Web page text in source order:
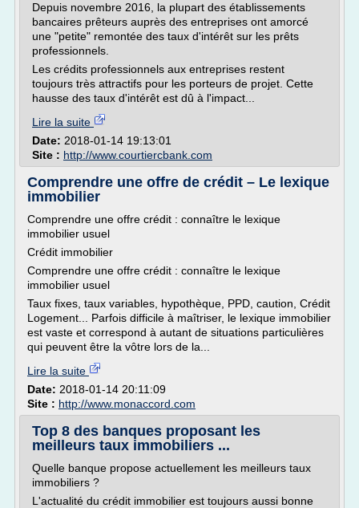
Depuis novembre 2016, la plupart des établissements
bancaires prêteurs auprès des entreprises ont amorcé
une "petite" remontée des taux d'intérêt sur les prêts
professionnels.
Les crédits professionnels aux entreprises restent
toujours très attractifs pour les porteurs de projet. Cette
hausse des taux d'intérêt est dû à l'impact...
Lire la suite
Date: 2018-01-14 19:13:01
Site : http://www.courtiercbank.com
Comprendre une offre de crédit – Le lexique
immobilier
Comprendre une offre crédit : connaître le lexique
immobilier usuel
Crédit immobilier
Comprendre une offre crédit : connaître le lexique
immobilier usuel
Taux fixes, taux variables, hypothèque, PPD, caution, Crédit
Logement... Parfois difficile à maîtriser, le lexique immobilier
est vaste et correspond à autant de situations particulières
qui peuvent être la vôtre lors de la...
Lire la suite
Date: 2018-01-14 20:11:09
Site : http://www.monaccord.com
Top 8 des banques proposant les
meilleurs taux immobiliers ...
Quelle banque propose actuellement les meilleurs taux
immobiliers ?
L'actualité du crédit immobilier est toujours aussi bonne